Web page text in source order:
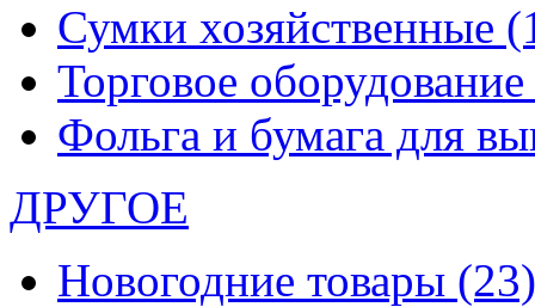
Сумки хозяйственные
Торговое оборудование
Фольга и бумага для
ДРУГОЕ
Новогодние товары (23)